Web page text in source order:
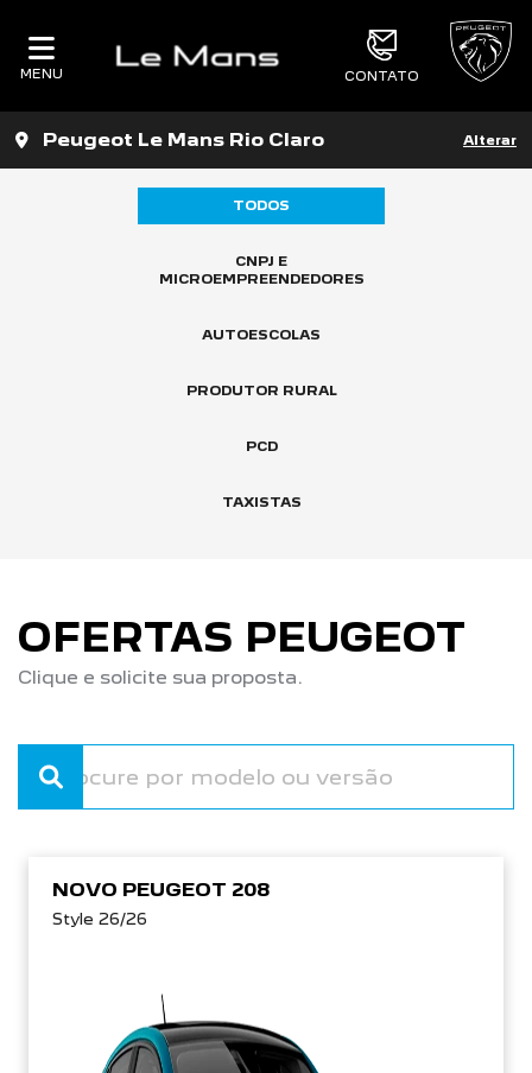
MENU CONTATO
Peugeot Le Mans Rio Claro Alterar
TODOS
CNPJ E
MICROEMPREENDEDORES
AUTOESCOLAS
PRODUTOR RURAL
PCD
TAXISTAS
OFERTAS PEUGEOT
Clique e solicite sua proposta.
NOVO PEUGEOT 208
Style 26/26